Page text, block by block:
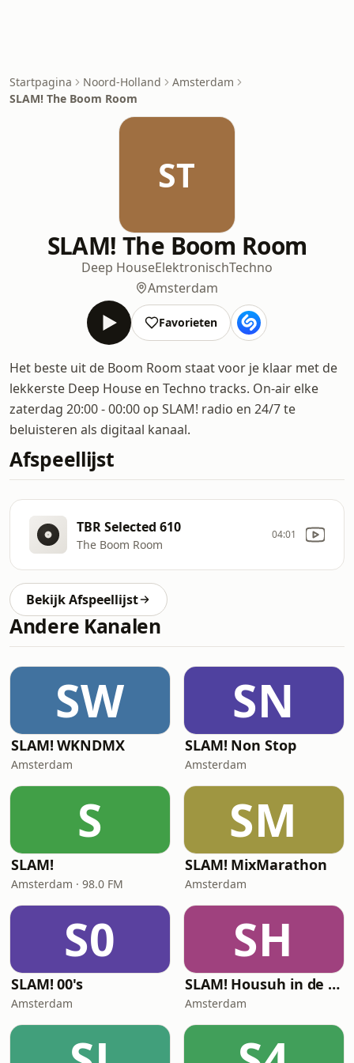
Startpagina Noord-Holland
Amsterdam
SLAM! The Boom Room
ST
SLAM! The Boom Room
Deep HouseElektronischTechno
Amsterdam
Favorieten
Het beste uit de Boom Room staat voor je klaar met de
lekkerste Deep House en Techno tracks. On-air elke
zaterdag 20:00 - 00:00 op SLAM! radio en 24/7 te
beluisteren als digitaal kanaal.
Afspeellijst
TBR Selected 610
The Boom Room
04:01
Bekijk Afspeellijst
Andere Kanalen
SW
SLAM! WKNDMX
Amsterdam
SN
SLAM! Non Stop
Amsterdam
S
SLAM!
Amsterdam · 98.0 FM
SM
SLAM! MixMarathon
Amsterdam
S0
SLAM! 00's
Amsterdam
SH
SLAM! Housuh in de Pauzuh
Amsterdam